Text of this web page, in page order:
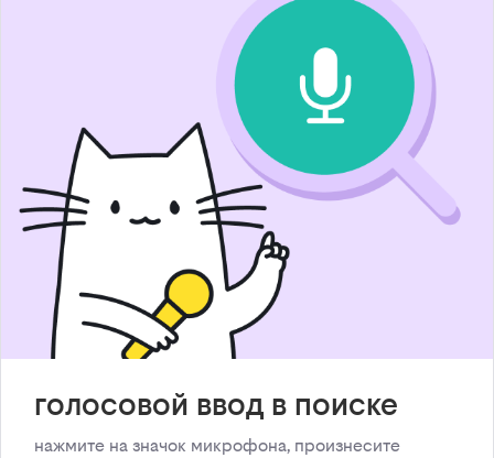
голосовой ввод в поиске
нажмите на значок микрофона, произнесите